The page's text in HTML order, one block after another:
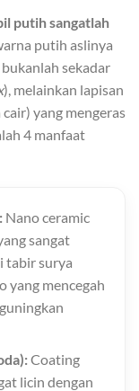
putih sangatlah
putih aslinya
bukanlah sekadar
), melainkan lapisan
yang mengeras
4 manfaat
Nano ceramic
sangat
tabir surya
yang mencegah
Coating
licin dengan